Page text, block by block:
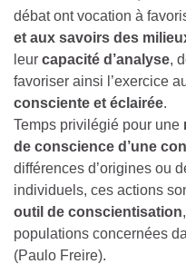
débat ont vocation à
et aux savoirs des
leur capacité d’analyse,
favoriser ainsi l’exercice
consciente et éclairée.
Temps privilégié pour une
de conscience d’une
différences d’origines ou
individuels, ces actions
outil de conscientisation
populations concernées
(Paulo Freire).